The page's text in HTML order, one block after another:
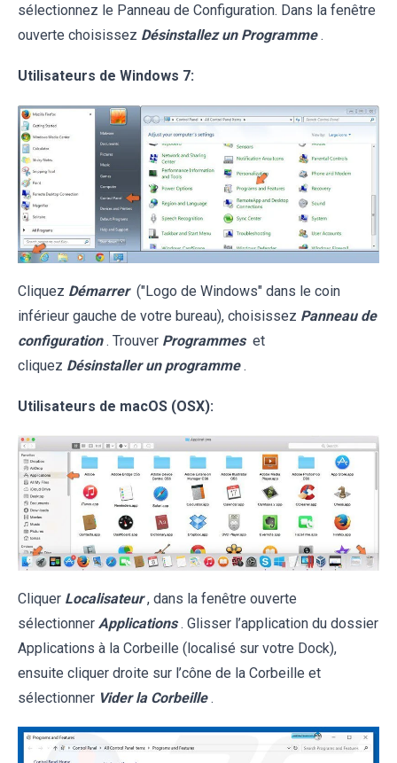
sélectionnez le Panneau de Configuration. Dans la fenêtre
ouverte choisissez Désinstallez un Programme .
Utilisateurs de Windows 7:
Cliquez Démarrer ("Logo de Windows" dans le coin
inférieur gauche de votre bureau), choisissez Panneau de
configuration . Trouver Programmes et
cliquez Désinstaller un programme .
Utilisateurs de macOS (OSX):
Cliquer Localisateur , dans la fenêtre ouverte
sélectionner Applications . Glisser l’application du dossier
Applications à la Corbeille (localisé sur votre Dock),
ensuite cliquer droite sur l’cône de la Corbeille et
sélectionner Vider la Corbeille .